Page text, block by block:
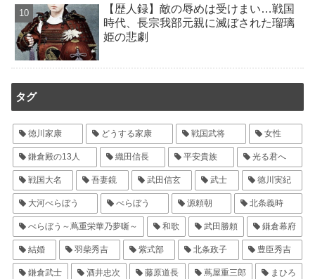
【歴人録】敵の辱めは受けまい…戦国
時代、長宗我部元親に滅ぼされた瑠璃
姫の悲劇
タグ
徳川家康 どうする家康 戦国武将 女性
鎌倉殿の13人 織田信長 平安貴族 光る君へ
戦国大名 吾妻鏡 武田信玄 武士 徳川実紀
大河べらぼう べらぼう 源頼朝 北条義時
べらぼう～蔦重栄華乃夢噺～ 和歌 武田勝頼 鎌倉幕府
結婚 羽柴秀吉 紫式部 北条政子 豊臣秀吉
鎌倉武士 酒井忠次 藤原道長 蔦屋重三郎 まひろ